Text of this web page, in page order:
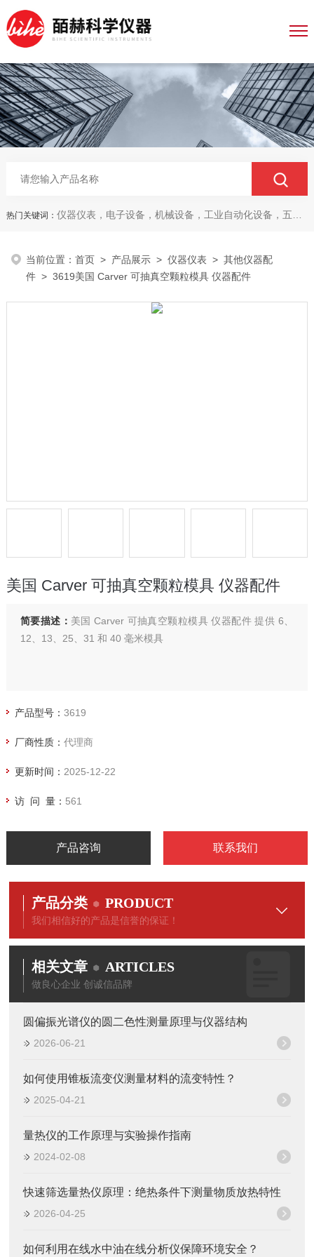
热门关键词： 仪器仪表，电子设备，机械设备，工业自动化设备，五金产品，电线电缆，金属材料，电子
当前位置：首页 > 产品展示 >仪器仪表 >其他仪器配
件 > 3619美国 Carver 可抽真空颗粒模具 仪器配件
美国 Carver 可抽真空颗粒模具 仪器配件
简要描述： 美国 Carver 可抽真空颗粒模具 仪器配件 提供 6、
12、13、25、31 和 40 毫米模具
产品型号： 3619
厂商性质： 代理商
更新时间： 2025-12-22
访 问 量： 561
产品咨询 联系我们
产品分类 PRODUCT
我们相信好的产品是信誉的保证！
相关文章 ARTICLES
做良心企业 创诚信品牌
圆偏振光谱仪的圆二色性测量原理与仪器结构
2026-06-21
如何使用锥板流变仪测量材料的流变特性？
2025-04-21
量热仪的工作原理与实验操作指南
2024-02-08
快速筛选量热仪原理：绝热条件下测量物质放热特性
2026-04-25
如何利用在线水中油在线分析仪保障环境安全？